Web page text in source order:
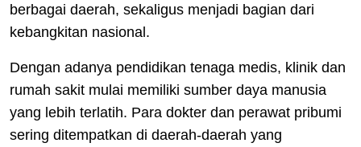
berbagai daerah, sekaligus menjadi bagian dari
kebangkitan nasional.
Dengan adanya pendidikan tenaga medis, klinik dan
rumah sakit mulai memiliki sumber daya manusia
yang lebih terlatih. Para dokter dan perawat pribumi
sering ditempatkan di daerah-daerah yang